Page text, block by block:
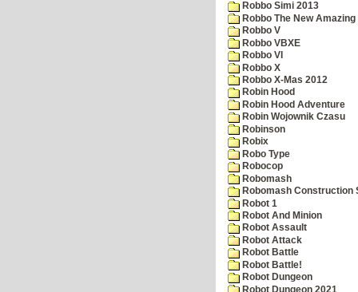
Robbo Simi 2013
Robbo The New
Robbo V
Robbo VBXE
Robbo VI
Robbo X
Robbo X-Mas 2012
Robin Hood
Robin Hood Adventure
Robin Wojownik Czasu
Robinson
Robix
Robo Type
Robocop
Robomash
Robomash Construction
Robot 1
Robot And Minion
Robot Assault
Robot Attack
Robot Battle
Robot Battle!
Robot Dungeon
Robot Dungeon 2021